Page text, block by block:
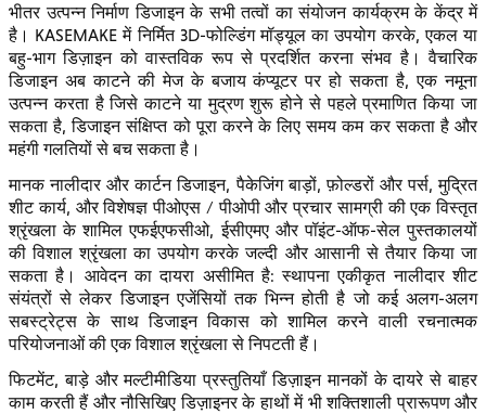
भीतर उत्पन्न निर्माण डिजाइन के सभी तत्वों का संयोजन कार्यक्रम के केंद्र में
है। KASEMAKE में निर्मित 3D-फोल्डिंग मॉड्यूल का उपयोग करके, एकल या
बहु-भाग डिज़ाइन को वास्तविक रूप से प्रदर्शित करना संभव है। वैचारिक
डिजाइन अब काटने की मेज के बजाय कंप्यूटर पर हो सकता है, एक नमूना
उत्पन्न करता है जिसे काटने या मुद्रण शुरू होने से पहले प्रमाणित किया जा
सकता है, डिजाइन संक्षिप्त को पूरा करने के लिए समय कम कर सकता है और
महंगी गलतियों से बच सकता है।
मानक नालीदार और कार्टन डिजाइन, पैकेजिंग बाड़ों, फ़ोल्डरों और पर्स, मुद्रित
शीट कार्य, और विशेषज्ञ पीओएस / पीओपी और प्रचार सामग्री की एक विस्तृत
श्रृंखला के शामिल एफईएफसीओ, ईसीएमए और पॉइंट-ऑफ-सेल पुस्तकालयों
की विशाल श्रृंखला का उपयोग करके जल्दी और आसानी से तैयार किया जा
सकता है। आवेदन का दायरा असीमित है: स्थापना एकीकृत नालीदार शीट
संयंत्रों से लेकर डिजाइन एजेंसियों तक भिन्न होती है जो कई अलग-अलग
सबस्ट्रेट्स के साथ डिजाइन विकास को शामिल करने वाली रचनात्मक
परियोजनाओं की एक विशाल श्रृंखला से निपटती हैं।
फिटमेंट, बाड़े और मल्टीमीडिया प्रस्तुतियाँ डिज़ाइन मानकों के दायरे से बाहर
काम करती हैं और नौसिखिए डिज़ाइनर के हाथों में भी शक्तिशाली प्रारूपण और